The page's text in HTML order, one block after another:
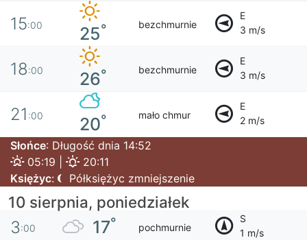
15:00 25° bezchmurnie
E
3 m/s
18:00 26° bezchmurnie
E
3 m/s
21 :00 20° mało chmur
E
2 m/s
Słońce: Długość dnia 14:52
05:19 |
20:11
Księżyc: Półksiężyc zmniejszenie
10 sierpnia, poniedziałek
3:00 17° pochmurnie
S
1 m/s